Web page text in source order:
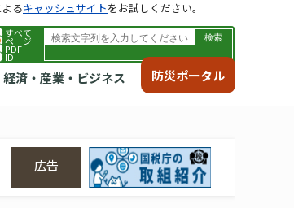
すべて
ページ
PDF
ID
経済・産業・ビジネス 防災ポータル
るキャッシュサイトをお試しください。
広告